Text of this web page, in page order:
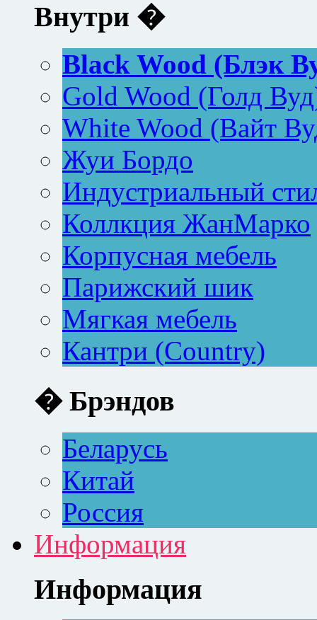
Внутри �
Black Wood (Блэк
Gold Wood (Голд
White Wood (Вайт
Жуи Бордо
Индустриальный
Коллкция ЖанМарко
Корпусная мебель
Парижский шик
Мягкая мебель
Кантри (Country)
� Брэндов
Беларусь
Китай
Россия
Информация
Информация